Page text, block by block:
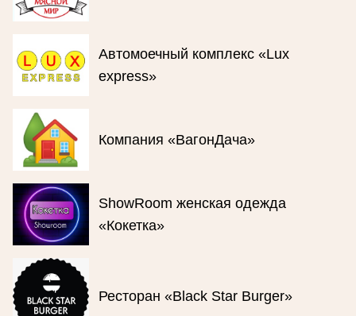
Автомоечный комплекс «Lux
express»
Компания «ВагонДача»
ShowRoom женская одежда
«Кокетка»
Ресторан «Black Star Burger»